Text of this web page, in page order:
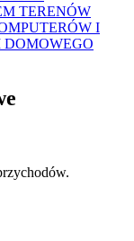
TERENÓW
I